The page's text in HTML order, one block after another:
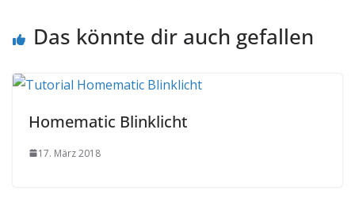
Das könnte dir auch gefallen
Homematic Blinklicht
17. März 2018